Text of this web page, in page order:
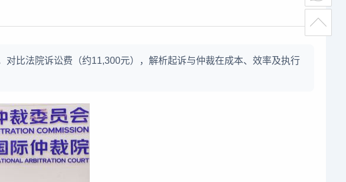
比法院诉讼费（约11,300元），解析起诉与仲裁在成本、效率及执行